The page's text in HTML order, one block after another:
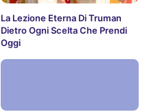
La Lezione Eterna Di Truman
Dietro Ogni Scelta Che Prendi
Oggi